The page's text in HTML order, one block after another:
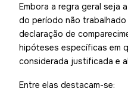
Embora a regra geral seja
do período não
declaração de
hipóteses específicas em
considerada justificada e
Entre elas destacam-se: